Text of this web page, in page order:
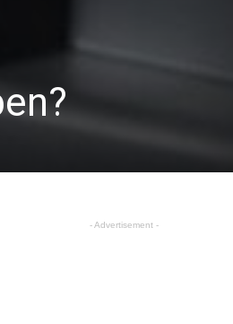
- Advertisement -